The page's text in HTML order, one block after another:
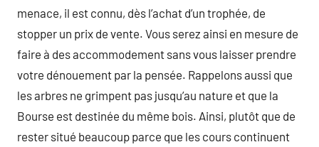
menace, il est connu, dès l’achat d’un trophée, de
stopper un prix de vente. Vous serez ainsi en mesure de
faire à des accommodement sans vous laisser prendre
votre dénouement par la pensée. Rappelons aussi que
les arbres ne grimpent pas jusqu’au nature et que la
Bourse est destinée du même bois. Ainsi, plutôt que de
rester situé beaucoup parce que les cours continuent